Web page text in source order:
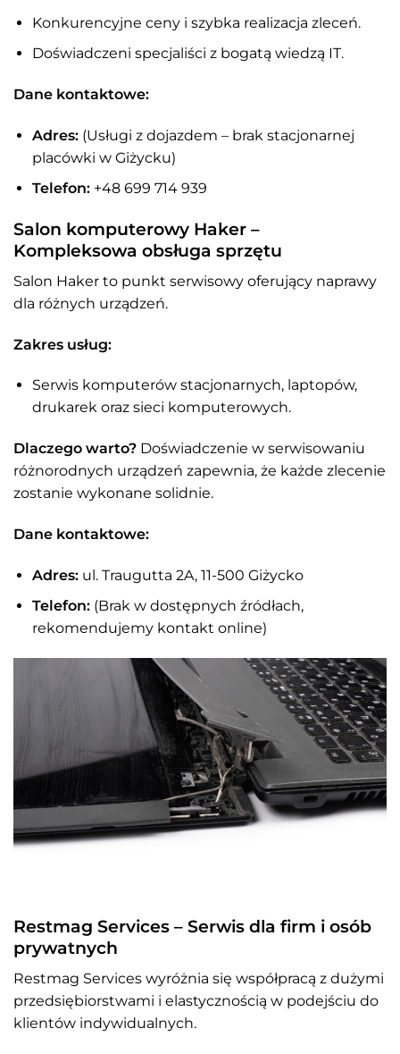
Konkurencyjne ceny i szybka realizacja zleceń.
Doświadczeni specjaliści z bogatą wiedzą IT.
Dane kontaktowe:
Adres:(Usługi z dojazdem – brak stacjonarnej
placówki w Giżycku)
Telefon:+48 699 714 939
Salon komputerowy Haker –
Kompleksowa obsługa sprzętu
Salon Haker to punkt serwisowy oferujący naprawy
dla różnych urządzeń.
Zakres usług:
Serwis komputerów stacjonarnych, laptopów,
drukarek oraz sieci komputerowych.
Dlaczego warto? Doświadczenie w serwisowaniu
różnorodnych urządzeń zapewnia, że każde zlecenie
zostanie wykonane solidnie.
Dane kontaktowe:
Adres:ul. Traugutta 2A, 11-500 Giżycko
Telefon:(Brak w dostępnych źródłach,
rekomendujemy kontakt online)
Restmag Services – Serwis dla firm i osób
prywatnych
Restmag Services wyróżnia się współpracą z dużymi
przedsiębiorstwami i elastycznością w podejściu do
klientów indywidualnych.